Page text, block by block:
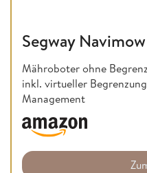
Segway
Mähroboter ohne
inkl. virtueller
Management